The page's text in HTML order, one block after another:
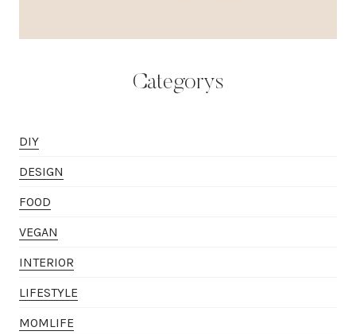
Categorys
DIY
DESIGN
FOOD
VEGAN
INTERIOR
LIFESTYLE
MOMLIFE